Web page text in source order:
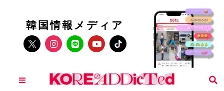
韓国情報メディア